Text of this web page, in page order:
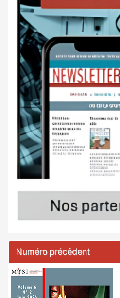
Numéro précédent